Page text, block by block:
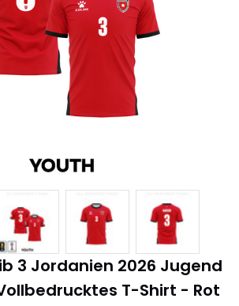
3 Jordanien 2026 Jugend
T-Shirt - Rot